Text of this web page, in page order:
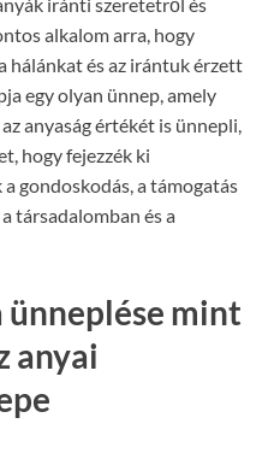
alkalom arra, hogy
hálánkat és az irántuk érzett
egy olyan ünnep, amely
anyaság értékét is ünnepli,
hogy fejezzék ki
gondoskodás, a támogatás
társadalomban és a
ünneplése mint
anyai